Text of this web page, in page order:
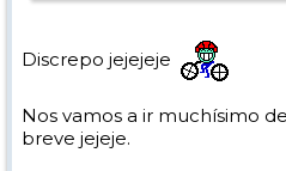
Discrepo jejejeje
Nos vamos a ir muchísimo
breve jejeje.